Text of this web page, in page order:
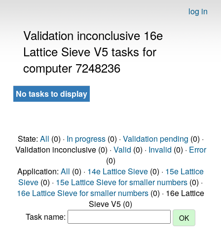
log in
Validation inconclusive 16e
Lattice Sieve V5 tasks for
computer 7248236
No tasks to display
State: All (0) · In progress(0) · Validation pending (0) ·
Validation inconclusive (0) · Valid (0) · Invalid (0) · Error
(0)
Application: All (0) · 14e Lattice Sieve (0) · 15e Lattice
Sieve (0) · 15e Lattice Sieve for smaller numbers (0) ·
16e Lattice Sieve for smaller numbers (0) · 16e Lattice
Sieve V5 (0)
Task name: